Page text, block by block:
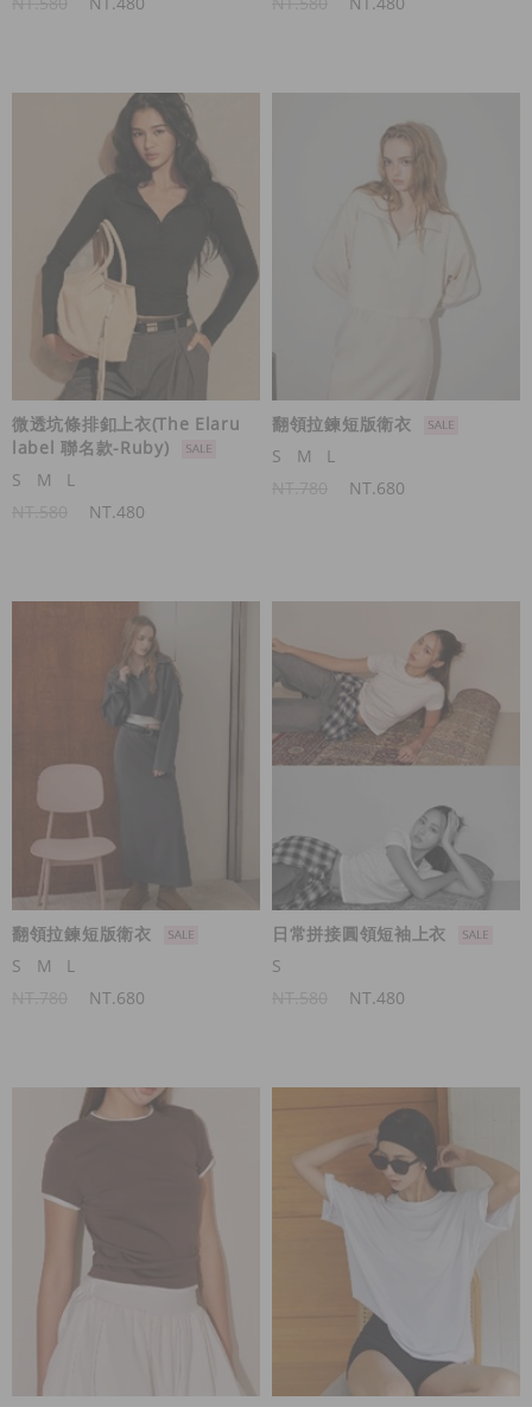
微透坑條排釦上衣(The Elaru
label 聯名款-Ruby)
S
M
L
NT.480
翻領拉鍊短版衛衣
S
M
L
NT.680
翻領拉鍊短版衛衣
S
M
L
NT.680
日常拼接圓領短袖上衣
S
NT.480